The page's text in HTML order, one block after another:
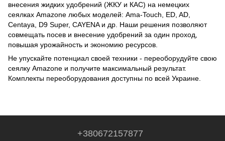
внесения жидких удобрений (ЖКУ и КАС) на немецких
сеялках Amazone любых моделей: Ama‑Touch, ED, AD,
Centaya, D9 Super, CAYENA и др. Наши решения позволяют
совмещать посев и внесение удобрений за один проход,
повышая урожайность и экономию ресурсов.
Не упускайте потенциал своей техники - переоборудуйте свою
сеялку Amazone и получите максимальный результат.
Комплекты переоборудования доступны по всей Украине.
+380672157877